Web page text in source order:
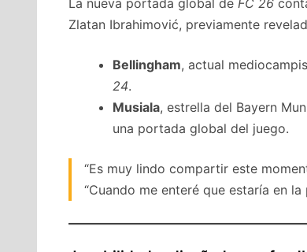
Zlatan Ibrahimović, previamente
Bellingham, actual
24.
Musiala, estrella del Bayern
una portada global del juego.
“Es muy lindo compartir este
“Cuando me enteré que estaría en